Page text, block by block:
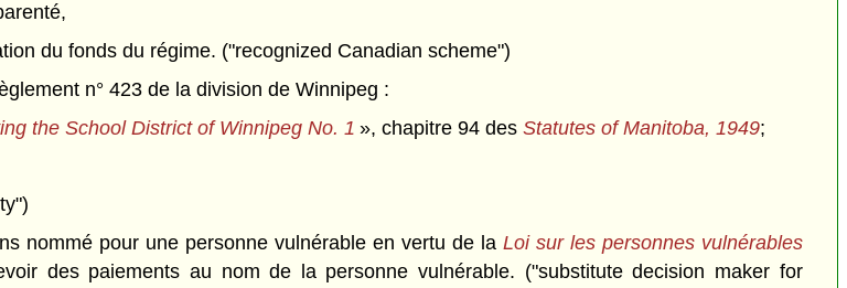
du fonds du régime. ("recognized Canadian scheme")
n° 423 de la division de Winnipeg :
the School District of Winnipeg No. 1 », chapitre 94 des Statutes of Manitoba, 1949;
nommé pour une personne vulnérable en vertu de la Loi sur les personnes vulnérables
des paiements au nom de la personne vulnérable. ("substitute decision maker for